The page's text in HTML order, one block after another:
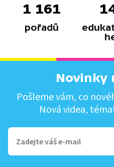
1 161
pořadů
Novinky
Pošleme vám, co
Nová videa,